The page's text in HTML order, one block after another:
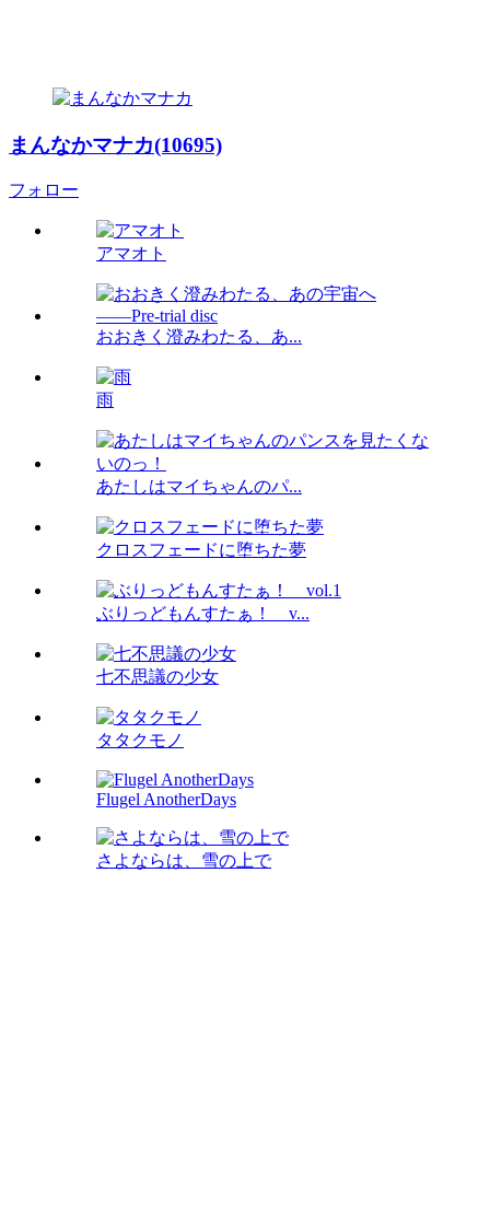
まんなかマナカ(10695)
フォロー
アマオト
おおきく澄みわたる、あ...
雨
あたしはマイちゃんのパ...
クロスフェードに堕ちた夢
ぶりっどもんすたぁ！ v...
七不思議の少女
タタクモノ
Flugel AnotherDays
さよならは、雪の上で